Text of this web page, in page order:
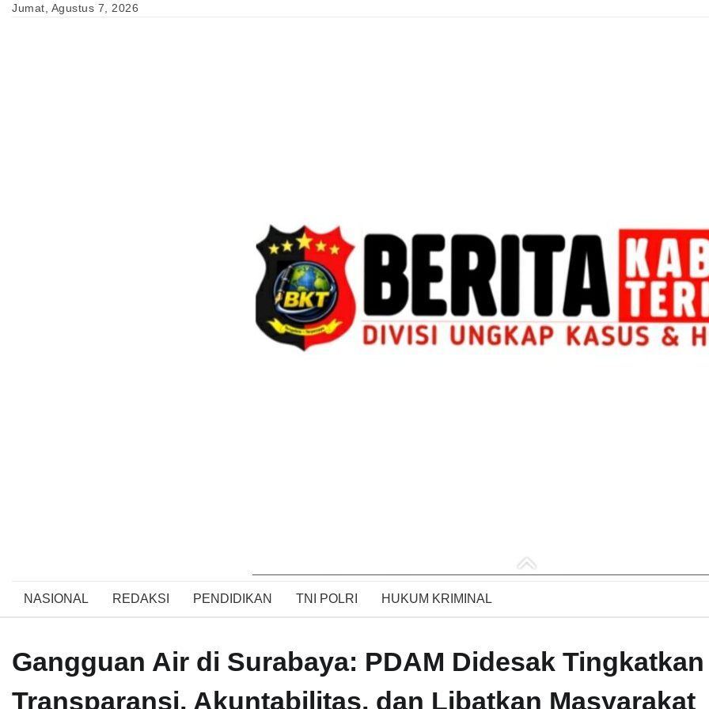
SkipJumat, Agustus 7, 2026
NASIONAL REDAKSI PENDIDIKAN TNI POLRI HUKUM KRIMINAL
Gangguan Air di Surabaya: PDAM Didesak Tingkatkan
Transparansi, Akuntabilitas, dan Libatkan Masyarakat